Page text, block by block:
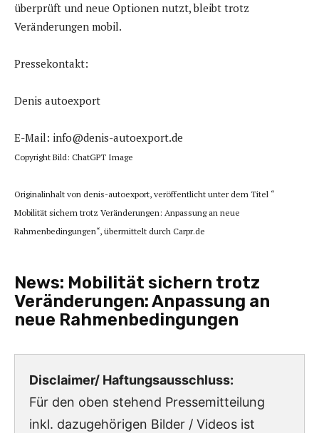
überprüft und neue Optionen nutzt, bleibt trotz
Veränderungen mobil.
Pressekontakt:
Denis autoexport
E-Mail: info@denis-autoexport.de
Copyright Bild: ChatGPT Image
Originalinhalt von denis-autoexport, veröffentlicht unter dem Titel “
Mobilität sichern trotz Veränderungen: Anpassung an neue
Rahmenbedingungen“, übermittelt durch Carpr.de
News: Mobilität sichern trotz
Veränderungen: Anpassung an
neue Rahmenbedingungen
Disclaimer/ Haftungsausschluss:
Für den oben stehend Pressemitteilung
inkl. dazugehörigen Bilder / Videos ist